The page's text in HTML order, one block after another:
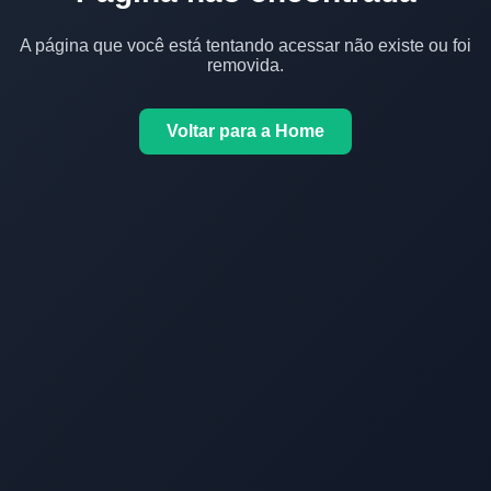
A página que você está tentando acessar não existe ou foi
removida.
Voltar para a Home